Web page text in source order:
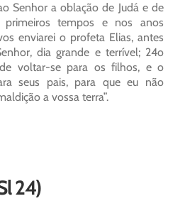
Senhor a oblação de Judá e de
primeiros tempos e nos anos
enviarei o profeta Elias, antes
dia grande e terrível; 24o
voltar-se para os filhos, e o
seus pais, para que eu não
a vossa terra”.
24)